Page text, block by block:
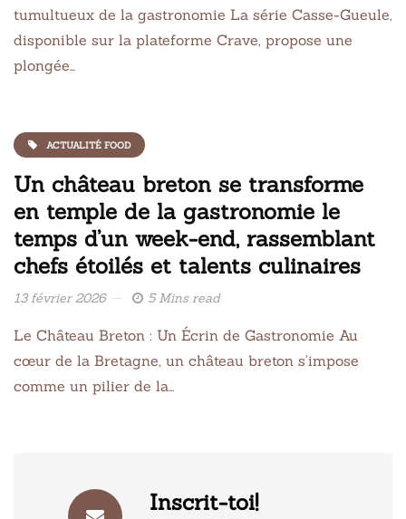
tumultueux de la gastronomie La série Casse-Gueule,
disponible sur la plateforme Crave, propose une
plongée…
ACTUALITÉ FOOD
Un château breton se transforme
en temple de la gastronomie le
temps d’un week-end, rassemblant
chefs étoilés et talents culinaires
13 février 2026 5 Mins read
Le Château Breton : Un Écrin de Gastronomie Au
cœur de la Bretagne, un château breton s’impose
comme un pilier de la…
Inscrit-toi!